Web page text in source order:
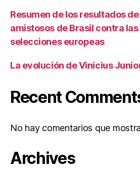
Resumen de los resultados
amistosos de Brasil contra
selecciones europeas
La evolución de Vinicius
Recent
No hay comentarios que
Archives